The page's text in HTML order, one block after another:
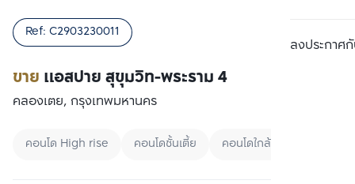
ลงประกาศกั
ขาย แอสปาย สุขุมวิท-พระราม 4
Ref: C2903230011
คลองเตย, กรุงเทพมหานคร
คอนโด High rise คอนโดชั้นเตี้ย คอนโดใกล้ทางด่วน
เปรียบเทียบ